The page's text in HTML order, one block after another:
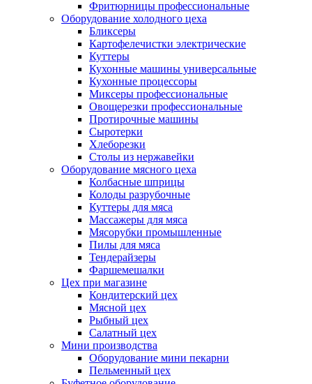
Фритюрницы профессиональные
Оборудование холодного цеха
Бликсеры
Картофелечистки электрические
Куттеры
Кухонные машины универсальные
Кухонные процессоры
Миксеры профессиональные
Овощерезки профессиональные
Протирочные машины
Сыротерки
Хлеборезки
Столы из нержавейки
Оборудование мясного цеха
Колбасные шприцы
Колоды разрубочные
Куттеры для мяса
Массажеры для мяса
Мясорубки промышленные
Пилы для мяса
Тендерайзеры
Фаршемешалки
Цех при магазине
Кондитерский цех
Мясной цех
Рыбный цех
Салатный цех
Мини производства
Оборудование мини пекарни
Пельменный цех